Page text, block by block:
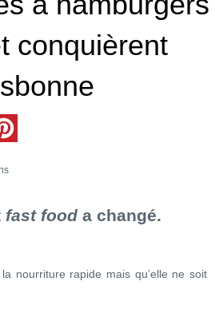
conquièrent
fast food a changé.
nourriture rapide mais qu’elle ne soit